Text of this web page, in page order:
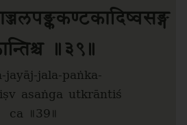
॥३९॥
jayāj-jala-paṅka-
asaṅga utkrāntiś
ca ॥39॥